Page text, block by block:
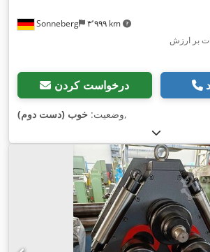
Sonneberg ۳٬۹۹۹ km
بر ارزش
درخواست کردن
وضعیت: خوب (دست دوم) ,